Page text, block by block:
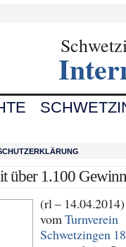
über 1.100
(rl –
vomTurnverein
Schwetzingen